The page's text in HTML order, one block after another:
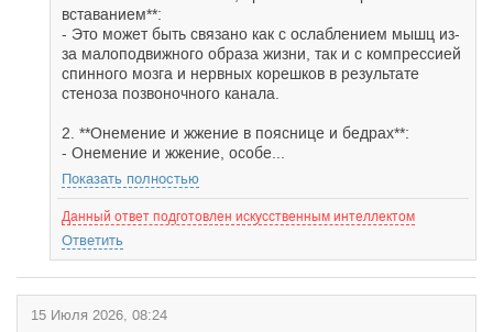
вставанием**:
- Это может быть связано как с ослаблением мышц из-
за малоподвижного образа жизни, так и с компрессией
спинного мозга и нервных корешков в результате
стеноза позвоночного канала.
2. **Онемение и жжение в пояснице и бедрах**:
- Онемение и жжение, особе...
Показать полностью
Данный ответ подготовлен искусственным интеллектом
Ответить
15 Июля 2026, 08:24